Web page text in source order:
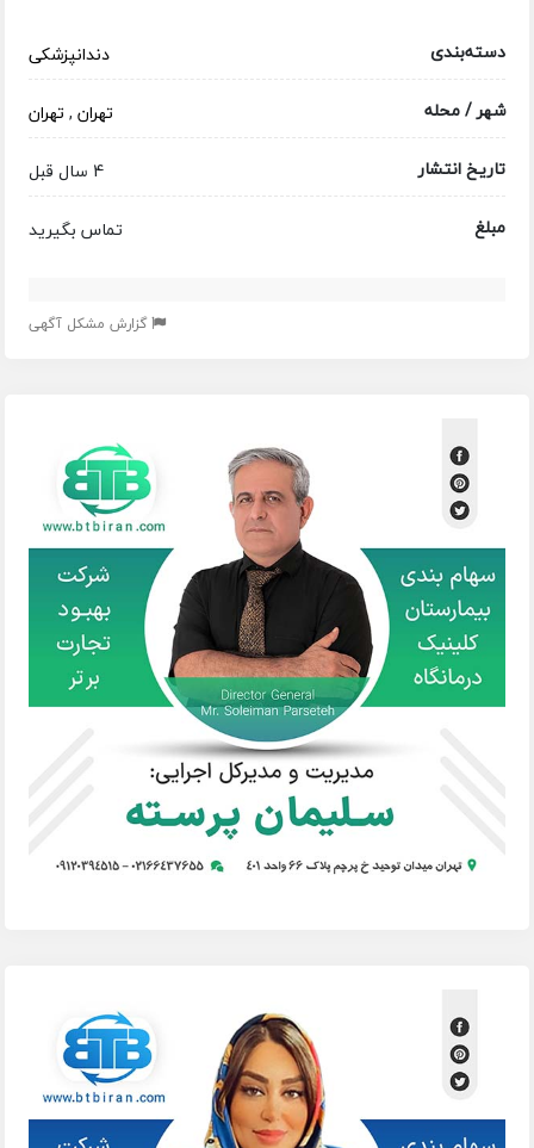
دسته‌بندی
دندانپزشکی
شهر / محله
تهران, تهران
تاریخ انتشار
4 سال قبل
مبلغ
تماس بگیرید
گزارش مشکل آگهی